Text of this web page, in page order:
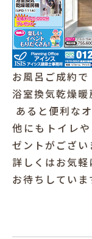
お風呂ご成約で
浴室換気乾燥
あると便利な
他にもトイレ
ゼントがござい
詳しくはお気
お待ちしてい